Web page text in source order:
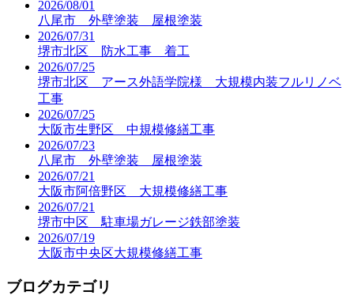
2026/08/01
八尾市 外壁塗装 屋根塗装
2026/07/31
堺市北区 防水工事 着工
2026/07/25
堺市北区 アース外語学院様 大規模内装フルリノベ
工事
2026/07/25
大阪市生野区 中規模修繕工事
2026/07/23
八尾市 外壁塗装 屋根塗装
2026/07/21
大阪市阿倍野区 大規模修繕工事
2026/07/21
堺市中区 駐車場ガレージ鉄部塗装
2026/07/19
大阪市中央区大規模修繕工事
ブログカテゴリ